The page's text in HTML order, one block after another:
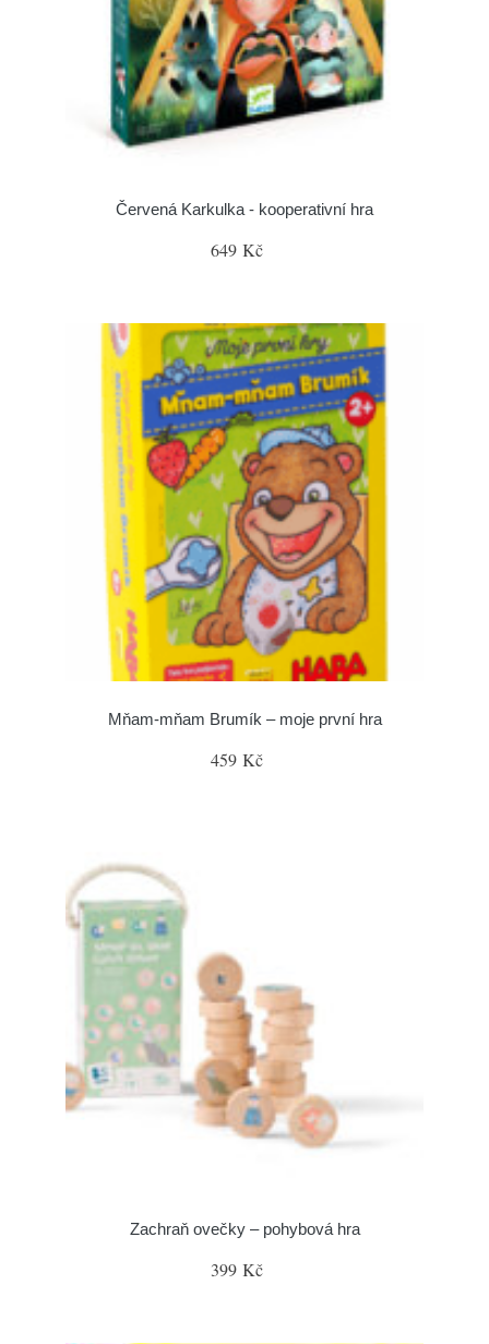
Červená Karkulka - kooperativní hra
649 Kč
Mňam-mňam Brumík – moje první hra
459 Kč
Zachraň ovečky – pohybová hra
399 Kč